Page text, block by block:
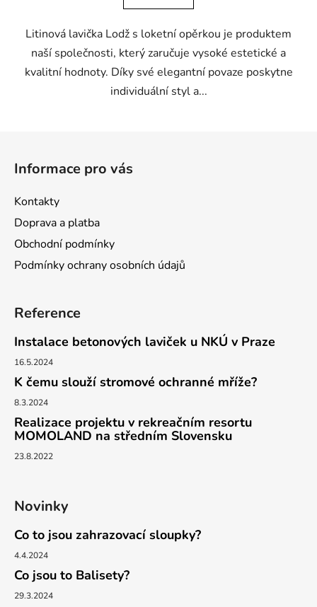
Litinová lavička Lodž s loketní opěrkou je produktem
naší společnosti, který zaručuje vysoké estetické a
kvalitní hodnoty. Díky své elegantní povaze poskytne
individuální styl a...
Informace pro vás
Kontakty
Doprava a platba
Obchodní podmínky
Podmínky ochrany osobních údajů
Reference
Instalace betonových laviček u NKÚ v Praze
16.5.2024
K čemu slouží stromové ochranné mříže?
8.3.2024
Realizace projektu v rekreačním resortu
MOMOLAND na středním Slovensku
23.8.2022
Novinky
Co to jsou zahrazovací sloupky?
4.4.2024
Co jsou to Balisety?
29.3.2024